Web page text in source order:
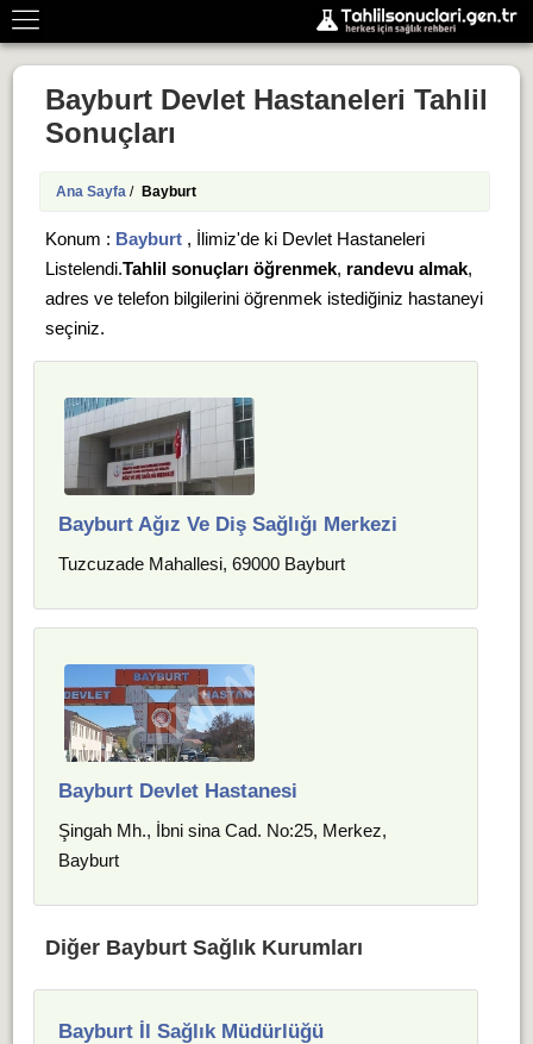
Bayburt Devlet Hastaneleri Tahlil
Sonuçları
Ana Sayfa / Bayburt
Konum : Bayburt , İlimiz'de ki Devlet Hastaneleri
Listelendi.Tahlil sonuçları öğrenmek, randevu almak,
adres ve telefon bilgilerini öğrenmek istediğiniz hastaneyi
seçiniz.
Bayburt Ağız Ve Diş Sağlığı Merkezi
Tuzcuzade Mahallesi, 69000 Bayburt
Bayburt Devlet Hastanesi
Şingah Mh., İbni sina Cad. No:25, Merkez,
Bayburt
Diğer Bayburt Sağlık Kurumları
Bayburt İl Sağlık Müdürlüğü